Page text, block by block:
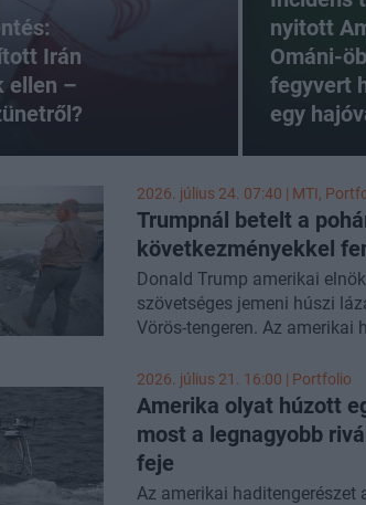
Irán
ellen –
nyitott
Ománi-
fegyvert
egy
2026. július 24. 07:40 | MTI,
Trumpnál betelt a
következményekkel
Donald Trump amerikai
szövetséges jemeni húszi
Vörös-tengeren. Az amerikai
2026. július 21. 16:00 | Portfolio
Amerika olyat húzott
most a legnagyobb
feje
Az amerikai